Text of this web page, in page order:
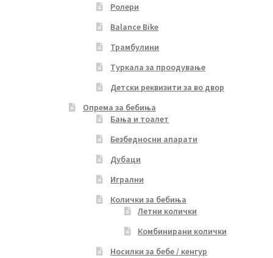
Ролери
Balance Bike
Трамбулини
Туркала за проодување
Детски реквизити за во двор
Опрема за бебиња
Бања и тоалет
Безбедносни апарати
Дубаци
Игрални
Колички за бебиња
Летни колички
Комбинирани колички
Носилки за бебе / кенгур